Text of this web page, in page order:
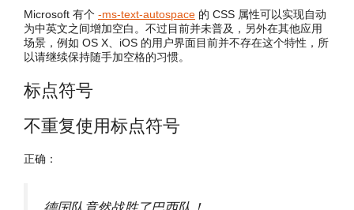
Microsoft 有个 -ms-text-autospace 的 CSS 属性可以实现自动
为中英文之间增加空白。不过目前并未普及，另外在其他应用
场景，例如 OS X、iOS 的用户界面目前并不存在这个特性，所
以请继续保持随手加空格的习惯。
标点符号
不重复使用标点符号
正确：